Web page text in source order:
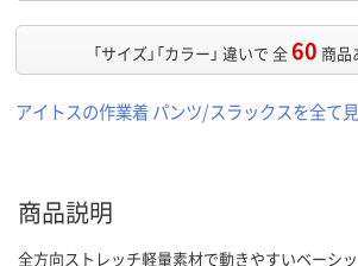
「サイズ」「カラー」 違いで 全60 商品
アイトスの作業着 パンツ/スラックスを全て
商品説明
全方向ストレッチ軽量素材で動きやすいベーシッ